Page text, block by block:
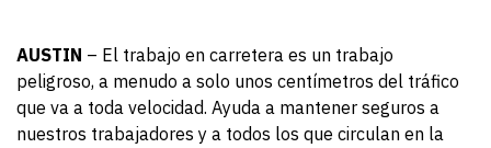
AUSTIN – El trabajo en carretera es un trabajo
peligroso, a menudo a solo unos centímetros del tráfico
que va a toda velocidad. Ayuda a mantener seguros a
nuestros trabajadores y a todos los que circulan en la